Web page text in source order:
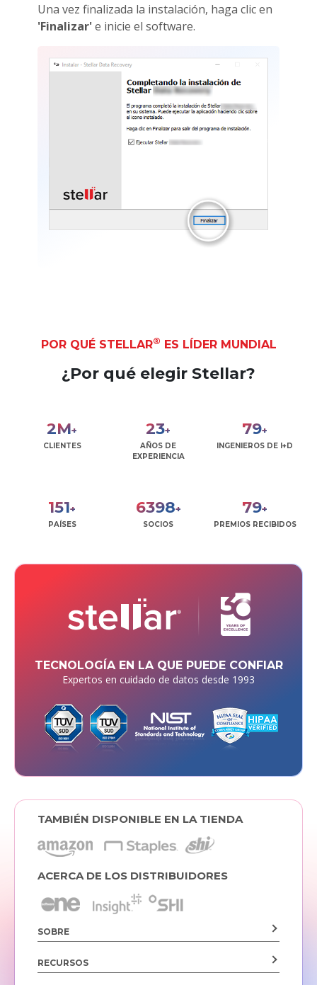
Una vez finalizada la instalación, haga clic en
'Finalizar'e inicie el software.
POR QUÉ STELLAR® ES LÍDER MUNDIAL
¿Por qué elegir Stellar?
2M+
CLIENTES
28+
AÑOS DE
EXPERIENCIA
95+
INGENIEROS DE I+D
181+
PAÍSES
7647+
SOCIOS
95+
PREMIOS RECIBIDOS
TECNOLOGÍA EN LA QUE PUEDE CONFIAR
Expertos en cuidado de datos desde 1993
TAMBIÉN DISPONIBLE EN LA TIENDA
ACERCA DE LOS DISTRIBUIDORES
SOBRE
RECURSOS